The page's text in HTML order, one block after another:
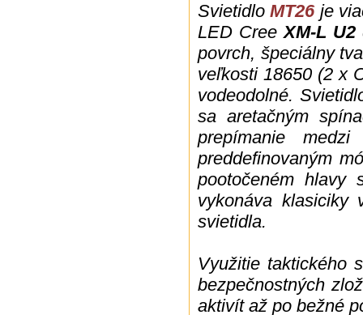
SvietidloMT26je
LED CreeXM-L U2
povrch, špeciálny
veľkosti 18650 (2 x
vodeodolné.
sa aretačným
prepímanie
preddefinovaným
pootočeném hlavy
vykonáva klasiciky
svietidla.
Využitie taktického
bezpečnostných
aktivít až po bežné